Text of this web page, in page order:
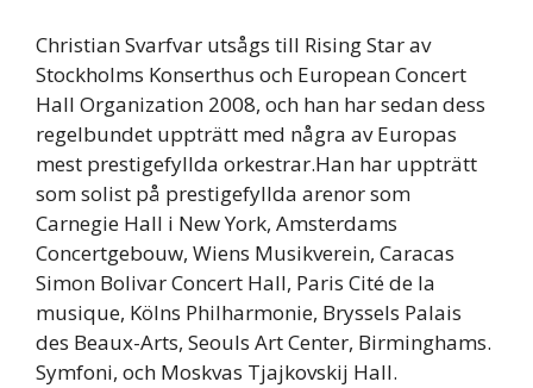
Christian Svarfvar utsågs till Rising Star av
Stockholms Konserthus och European Concert
Hall Organization 2008, och han har sedan dess
regelbundet uppträtt med några av Europas
mest prestigefyllda orkestrar.Han har uppträtt
som solist på prestigefyllda arenor som
Carnegie Hall i New York, Amsterdams
Concertgebouw, Wiens Musikverein, Caracas
Simon Bolivar Concert Hall, Paris Cité de la
musique, Kölns Philharmonie, Bryssels Palais
des Beaux-Arts, Seouls Art Center, Birminghams.
Symfoni, och Moskvas Tjajkovskij Hall.